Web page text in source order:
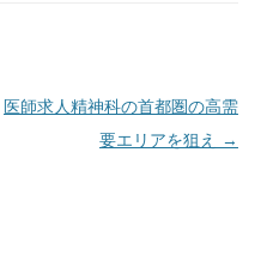
医師求人精神科の首都圏の高需
要エリアを狙え
→